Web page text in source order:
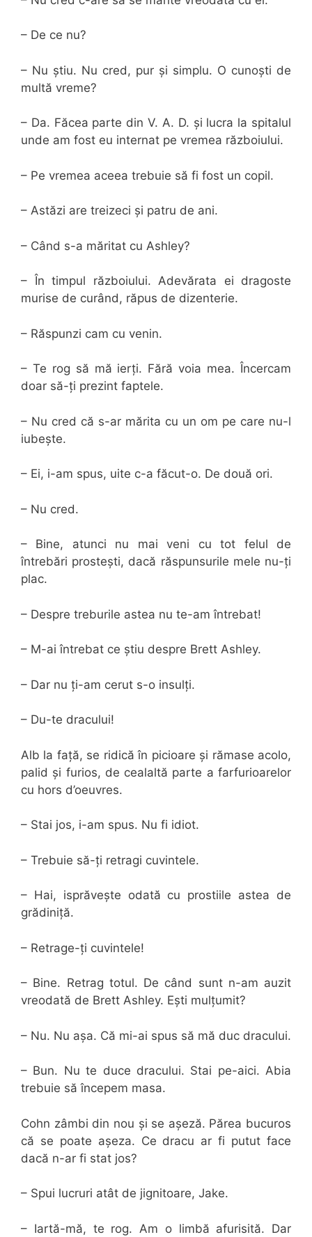
– De ce nu?
– Nu știu. Nu cred, pur și simplu. O cunoști de
multă vreme?
– Da. Făcea parte din V. A. D. și lucra la spitalul
unde am fost eu internat pe vremea războiului.
– Pe vremea aceea trebuie să fi fost un copil.
– Astăzi are treizeci și patru de ani.
– Când s-a măritat cu Ashley?
– În timpul războiului. Adevărata ei dragoste
murise de curând, răpus de dizenterie.
– Răspunzi cam cu venin.
– Te rog să mă ierți. Fără voia mea. Încercam
doar să-ți prezint faptele.
– Nu cred că s-ar mărita cu un om pe care nu-l
iubește.
– Ei, i-am spus, uite c-a făcut-o. De două ori.
– Nu cred.
– Bine, atunci nu mai veni cu tot felul de
întrebări prostești, dacă răspunsurile mele nu-ți
plac.
– Despre treburile astea nu te-am întrebat!
– M-ai întrebat ce știu despre Brett Ashley.
– Dar nu ți-am cerut s-o insulți.
– Du-te dracului!
Alb la față, se ridică în picioare și rămase acolo,
palid și furios, de cealaltă parte a farfurioarelor
cu hors d’oeuvres.
– Stai jos, i-am spus. Nu fi idiot.
– Trebuie să-ți retragi cuvintele.
– Hai, isprăvește odată cu prostiile astea de
grădiniță.
– Retrage-ți cuvintele!
– Bine. Retrag totul. De când sunt n-am auzit
vreodată de Brett Ashley. Ești mulțumit?
– Nu. Nu așa. Că mi-ai spus să mă duc dracului.
– Bun. Nu te duce dracului. Stai pe-aici. Abia
trebuie să începem masa.
Cohn zâmbi din nou și se așeză. Părea bucuros
că se poate așeza. Ce dracu ar fi putut face
dacă n-ar fi stat jos?
– Spui lucruri atât de jignitoare, Jake.
– Iartă-mă, te rog. Am o limbă afurisită. Dar